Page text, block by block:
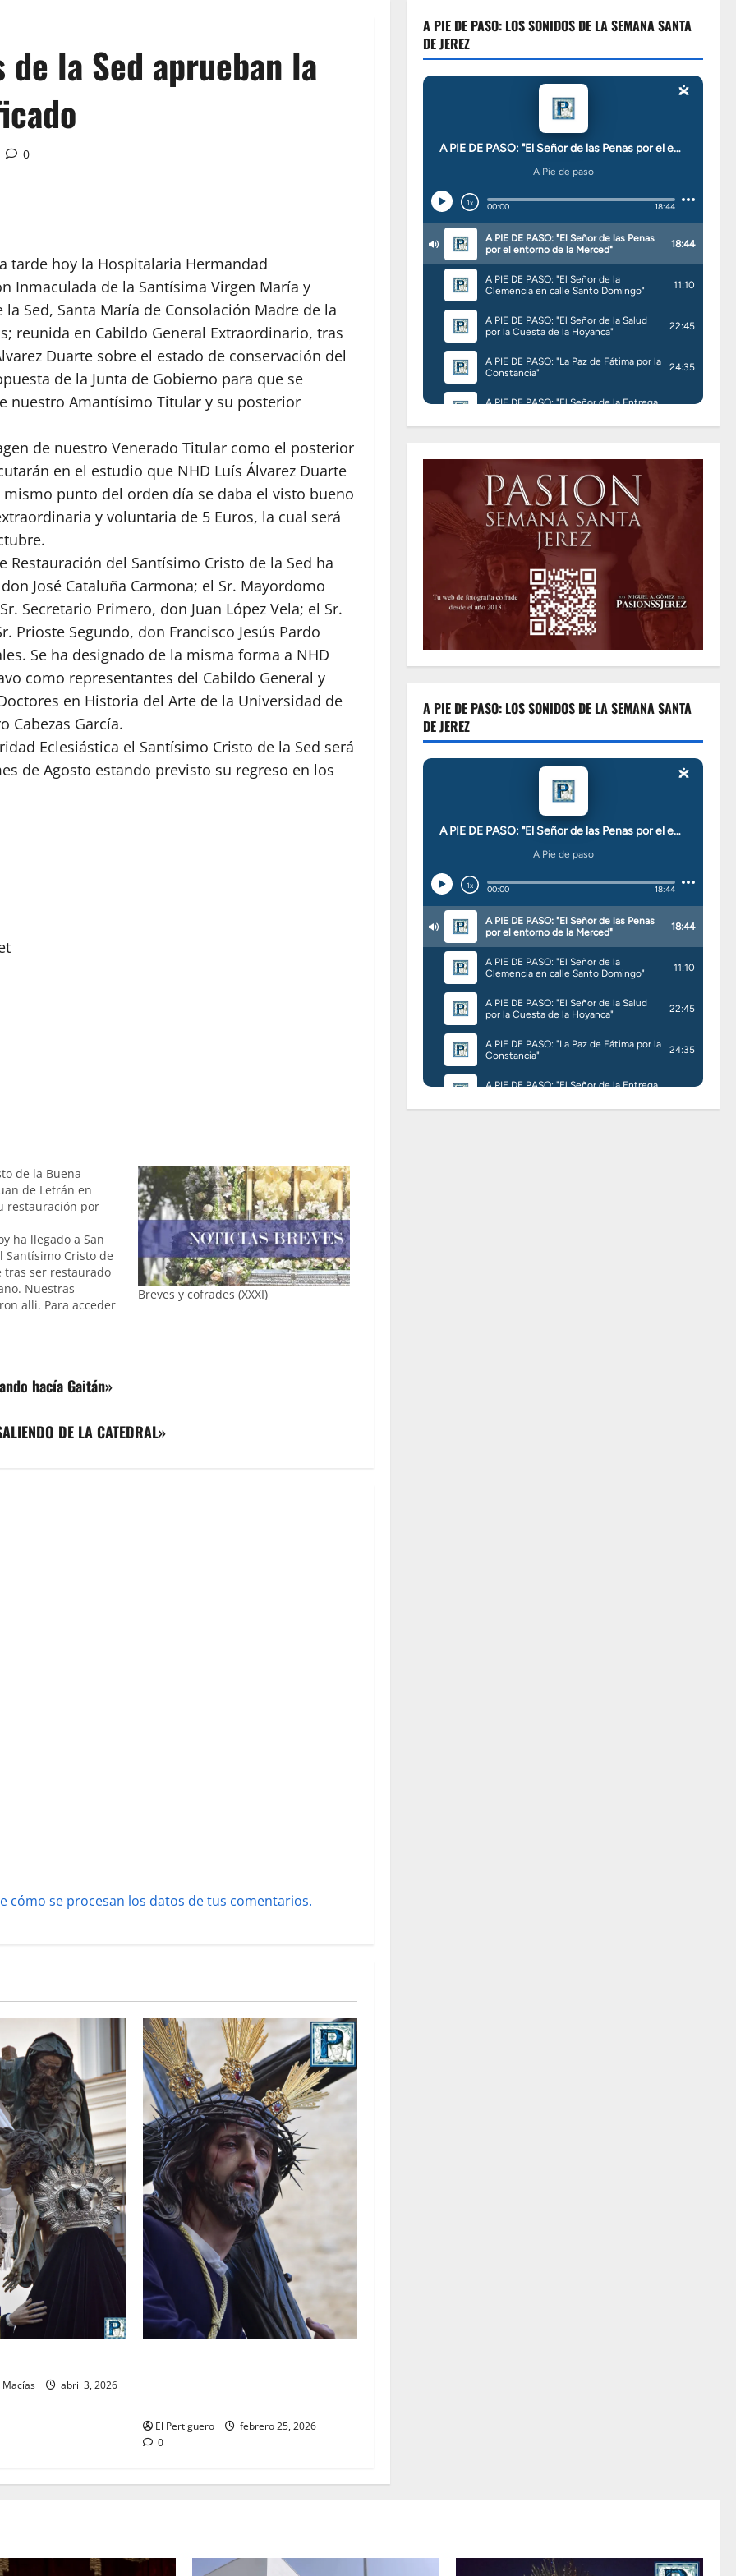
de la Sed aprueban la
0
tarde hoy la Hospitalaria Hermandad
Inmaculada de la Santísima Virgen María y
Sed, Santa María de Consolación Madre de la
reunida en Cabildo General Extraordinario, tras
Duarte sobre el estado de conservación del
de la Junta de Gobierno para que se
nuestro Amantísimo Titular y su posterior
de nuestro Venerado Titular como el posterior
en el estudio que NHD Luís Álvarez Duarte
punto del orden día se daba el visto bueno
y voluntaria de 5 Euros, la cual será
del Santísimo Cristo de la Sed ha
José Cataluña Carmona; el Sr. Mayordomo
Secretario Primero, don Juan López Vela; el Sr.
Prioste Segundo, don Francisco Jesús Pardo
Se ha designado de la misma forma a NHD
como representantes del Cabildo General y
en Historia del Arte de la Universidad de
Cabezas García.
Eclesiástica el Santísimo Cristo de la Sed será
de Agosto estando previsto su regreso en los
de la Buena
de Letrán en
restauración por
ha llegado a San
Santísimo Cristo de
tras ser restaurado
Nuestras
alli. Para acceder
Breves y cofrades (XXXI)
hacía Gaitán»
DE LA CATEDRAL»
cómo se procesan los datos de tus comentarios.
Macías
abril 3, 2026
El Pertiguero
febrero 25, 2026
0
A PIE DE PASO: LOS SONIDOS DE LA SEMANA SANTA
DE JEREZ
A PIE DE PASO: LOS SONIDOS DE LA SEMANA SANTA
DE JEREZ